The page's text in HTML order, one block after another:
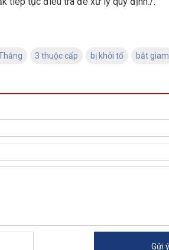
3 thuộc cấp bị khởi tố bắt giam